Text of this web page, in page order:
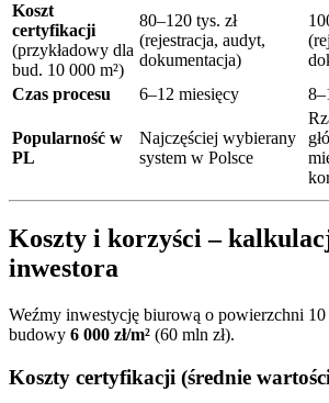
Koszt
certyfikacji
(przykładowy dla
bud. 10 000 m²)
80–120 tys. zł
(rejestracja, audyt,
dokumentacja)
Czas procesu
6–12 miesięcy
Popularność w
PL
Najczęściej wybierany
system w Polsce
Koszty i korzyści –
inwestora
Weźmy inwestycję biurową o powierzchni 10
budowy 6 000 zł/m² (60 mln zł).
Koszty certyfikacji (średnie